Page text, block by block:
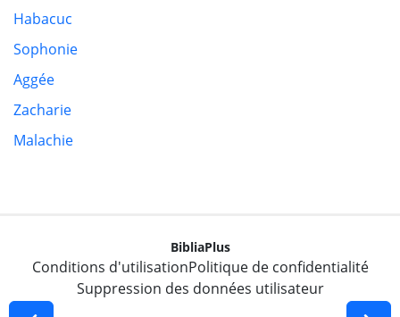
Habacuc
Sophonie
Aggée
Zacharie
Malachie
BibliaPlus
Conditions d'utilisationPolitique de confidentialité
Suppression des données utilisateur